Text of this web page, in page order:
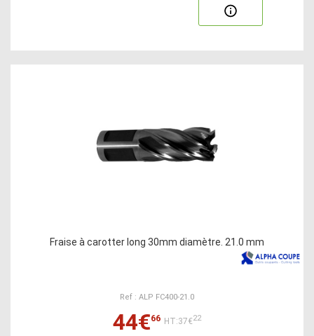
Fraise à carotter long 30mm diamètre. 21.0 mm
Ref : ALP FC400-21.0
44€66 HT:37€22